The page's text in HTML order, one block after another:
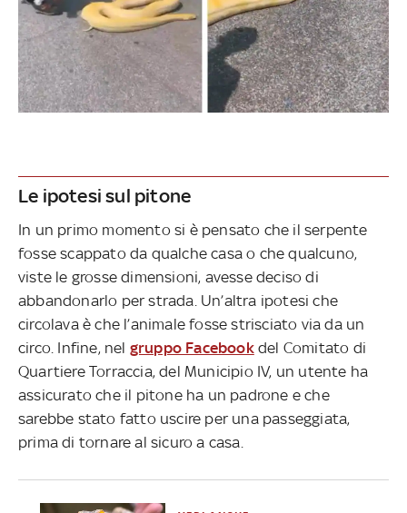
Le ipotesi sul pitone
In un primo momento si è pensato che il serpente
fosse scappato da qualche casa o che qualcuno,
viste le grosse dimensioni, avesse deciso di
abbandonarlo per strada. Un’altra ipotesi che
circolava è che l’animale fosse strisciato via da un
circo. Infine, nel gruppo Facebookdel Comitato di
Quartiere Torraccia, del Municipio IV, un utente ha
assicurato che il pitone ha un padrone e che
sarebbe stato fatto uscire per una passeggiata,
prima di tornare al sicuro a casa.